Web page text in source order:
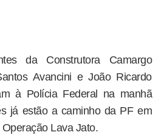
da Construtora Camargo
Avancini e João Ricardo
à Polícia Federal na manhã
já estão a caminho da PF em
Lava Jato.